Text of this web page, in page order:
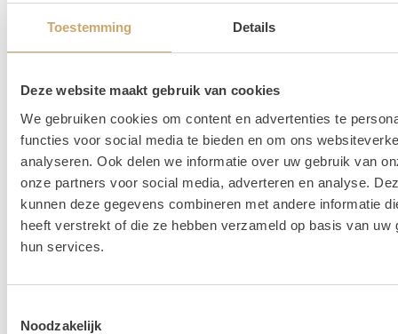
Toestemming Details
Deze website maakt gebruik van cookies
We gebruiken cookies om content en advertenties te
functies voor social media te bieden en om ons
analyseren. Ook delen we informatie over uw gebruik van
onze partners voor social media, adverteren en analyse.
kunnen deze gegevens combineren met andere informatie
heeft verstrekt of die ze hebben verzameld op basis van uw
hun services.
Noodzakelijk
Lees hier alle veelgestelde vragen over het huren bij